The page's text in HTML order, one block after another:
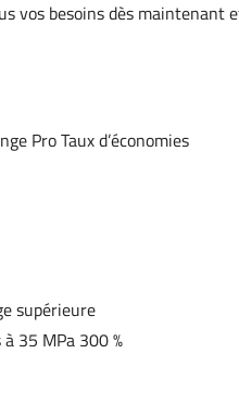
vos besoins dès maintenant
Pro Taux d’économies
supérieure
35 MPa 300 %